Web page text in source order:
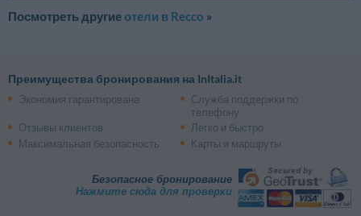
Посмотреть другие отели в Recco »
Преимущества бронирования на InItalia.it
Экономия гарантирована
Служба поддержки по
телефону
Отзывы клиентов
Легко и быстро
Максимальная безопасность
Карты и маршруты
Безопасное бронирование
Нажмите сюда для проверки